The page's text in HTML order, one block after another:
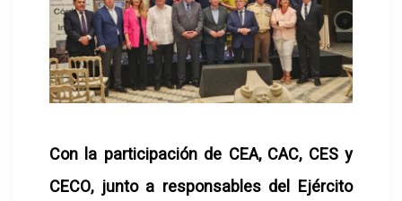
Con la participación de CEA, CAC, CES y
CECO, junto a responsables del Ejército